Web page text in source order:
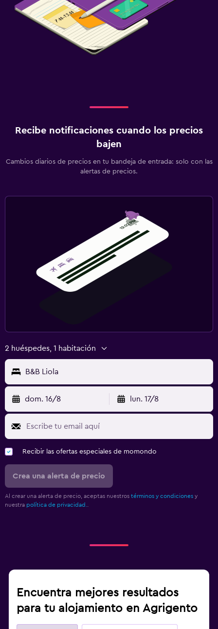
Recibe notificaciones cuando los precios
bajen
Cambios diarios de precios en tu bandeja de entrada: solo con las
alertas de precios.
2 huéspedes, 1 habitación
B&B Liola
dom. 16/8 lun. 17/8
Recibir las ofertas especiales de momondo
Crea una alerta de precio
Al crear una alerta de precio, aceptas nuestros términos y condiciones y
nuestra política de privacidad.
Encuentra mejores resultados
para tu alojamiento en Agrigento